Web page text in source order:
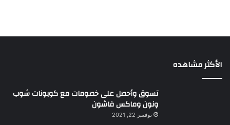
الأكثر مشاهده
تسوق وأحصل على خصومات مع كوبونات شوب
ونون وماكس فاشون
نوفمبر 22, 2021